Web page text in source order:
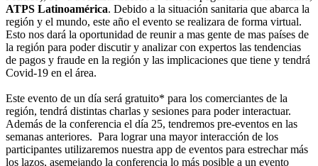
ATPS Latinoamérica. Debido a la situación sanitaria que abarca la
región y el mundo, este año el evento se realizara de forma virtual.
Esto nos dará la oportunidad de reunir a mas gente de mas países de
la región para poder discutir y analizar con expertos las tendencias
de pagos y fraude en la región y las implicaciones que tiene y tendrá
Covid-19 en el área.
Este evento de un día será gratuito* para los comerciantes de la
región, tendrá distintas charlas y sesiones para poder interactuar.
Además de la conferencia el día 25, tendremos pre-eventos en las
semanas anteriores. Para lograr una mayor interacción de los
participantes utilizaremos nuestra app de eventos para estrechar más
los lazos, asemejando la conferencia lo más posible a un evento